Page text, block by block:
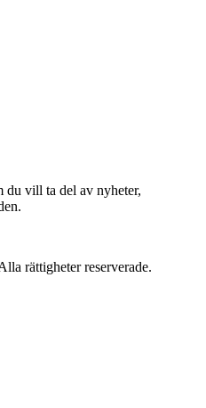
vill ta del av nyheter,
rättigheter reserverade.